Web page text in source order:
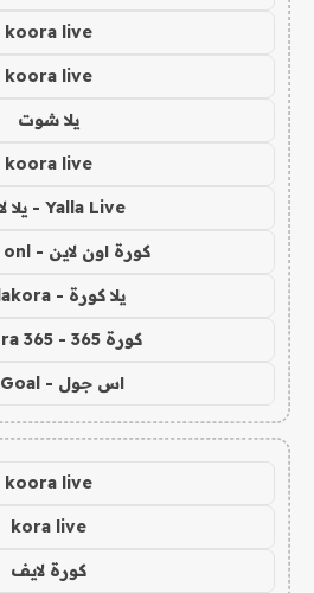
koora live
koora live
يلا شوت
koora live
Yalla Live - يلا لايف
كورة اون لاين - koora onl
يلا كورة - yallakora
كورة 365 - kooora 365
اس جول - AS Goal
koora live
kora live
كورة لايف